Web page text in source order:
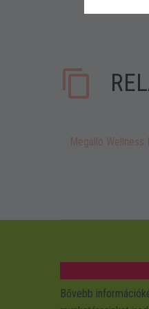
Megálló Wellness
Bővebb